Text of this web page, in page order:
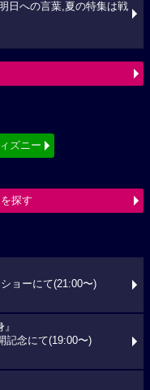
日への言葉,夏の特集は戦
ズニー
探す
ョーにて(21:00〜)
記念にて(19:00〜)